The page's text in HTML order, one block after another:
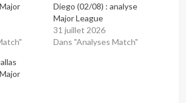
Diego (02/08) : analyse
Major League
31 juillet 2026
Dans "Analyses Match"